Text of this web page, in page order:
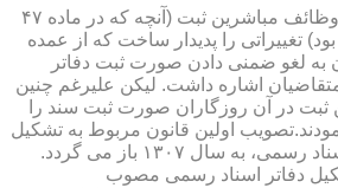
قانون یاد شده، در شرح وظائف مباشرین ثبت (آنچه كه در ماده ۴۷
تغییراتی را پدیدار ساخت كه از عمده
به لغو ضمنی دادن صورت ثبت دفاتر
اشاره داشت. لیكن علیرغم چنین
در آن روزگاران صورت ثبت سند را
اولین قانون مربوط به تشكیل
مستقل دفترخانه های اسناد رسمی، به سال ۱۳۰۷ باز می گردد.
قانون تشكیل دفاتر اسناد رسمی مصوب